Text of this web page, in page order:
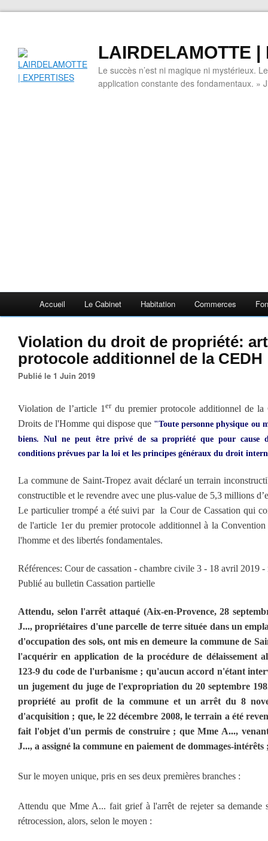
LAIRDELAMOTTE |
Le succès n’est ni magique ni mystérieux.
application constante des fondamentaux. »
Accueil Le Cabinet Habitation Commerces
Violation du droit de propriété:
protocole additionnel de la CEDH
Publié le 1 Juin 2019
Violation de l’article 1 er du premier protocole additionnel de la
Droits de l'Homme qui dispose que "Toute personne physique ou
biens. Nul ne peut être privé de sa propriété que pour cause
conditions prévues par la loi et les principes généraux du droit
La commune de Saint-Tropez avait déclaré un terrain
constructible et le revendre avec une plus-value de 5,3 millions
Le particulier trompé a été suivi par la Cour de Cassation qui
de l'article 1er du premier protocole additionnel à la Convention
l'homme et des libertés fondamentales.
Références: Cour de cassation - chambre civile 3 - 18 avril 2019 -
Publié au bulletin Cassation partielle
Attendu, selon l'arrêt attaqué (Aix-en-Provence, 28
J..., propriétaires d'une parcelle de terre située dans un
d'occupation des sols, ont mis en demeure la commune de
l'acquérir en application de la procédure de délaissement
123-9 du code de l'urbanisme ; qu'aucun accord n'étant
un jugement du juge de l'expropriation du 20 septembre
propriété au profit de la commune et un arrêt du 8
d'acquisition ; que, le 22 décembre 2008, le terrain a été
fait l'objet d'un permis de construire ; que Mme A...,
J..., a assigné la commune en paiement de dommages-intérêts
Sur le moyen unique, pris en ses deux premières branches :
Attendu que Mme A... fait grief à l'arrêt de rejeter sa demande
rétrocession, alors, selon le moyen :